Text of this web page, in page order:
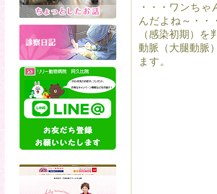
・・・ワンち
んだよね～・・
（感染初期）
動脈（大腿動脈
ます。